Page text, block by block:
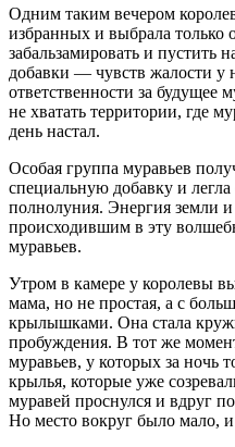
Одним таким вечером
избранных и выбрала только
забальзамировать и пустить
добавки — чувств жалости у
ответственности за будущее
не хватать территории, где
день настал.
Особая группа муравьев
специальную добавку и
полнолуния. Энергия земли
происходившим в эту
муравьев.
Утром в камере у королевы
мама, но не простая, а с
крылышками. Она стала
пробуждения. В тот же
муравьев, у которых за ночь
крылья, которые уже
муравей проснулся и вдруг
Но место вокруг было мало,